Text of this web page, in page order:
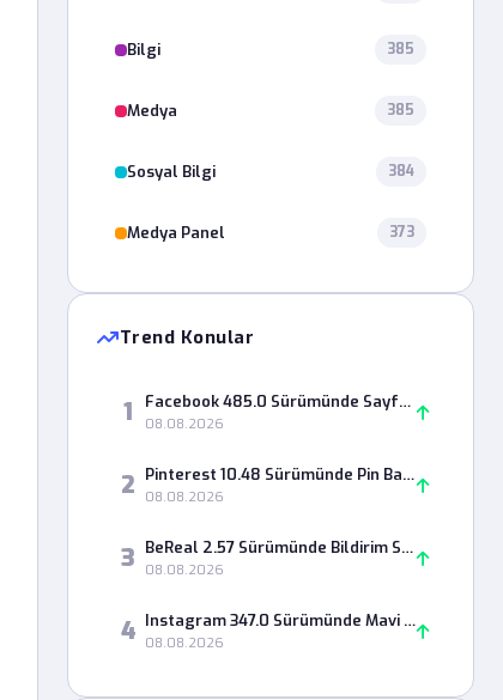
Bilgi 385
Medya 385
Sosyal Bilgi 384
Medya Panel 373
Trend Konular
1 Facebook 485.0 Sürümünde Sayfa Yönetimi Neden Açılmıyor?
08.08.2026
2 Pinterest 10.48 Sürümünde Pin Bağlantısı Neden Açılmıyor?
08.08.2026
3 BeReal 2.57 Sürümünde Bildirim Sesi Neden Çıkmıyor?
08.08.2026
4 Instagram 347.0 Sürümünde Mavi Tik Başvurusu Neden Reddediliyor?
08.08.2026